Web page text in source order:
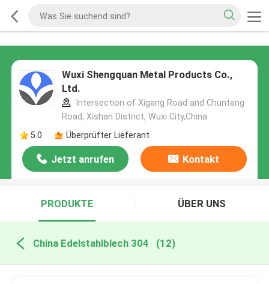
Wuxi Shengquan Metal Products Co.,
Ltd.
Intersection of Xigang Road and Chuntang
Road, Xishan District, Wuxi City,China
5.0
Überprüfter Lieferant
Jetzt anrufen Kontakt
PRODUKTE ÜBER UNS
China Edelstahlblech 304 (12)